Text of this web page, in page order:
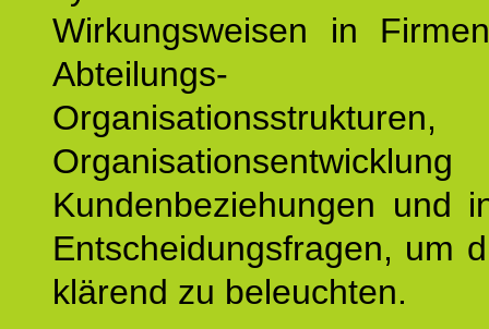
Wirkungsweisen in
Abteilungs-
Kundenbeziehungen und
Entscheidungsfragen, um
klärend zu beleuchten.